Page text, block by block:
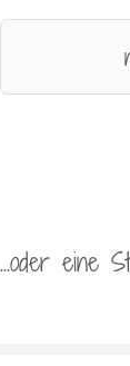
...oder eine